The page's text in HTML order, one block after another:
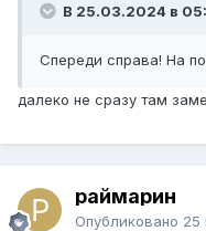
В 25.03.2024 в
Спереди справа! На
далеко не сразу там
раймарин
Опубликовано 25